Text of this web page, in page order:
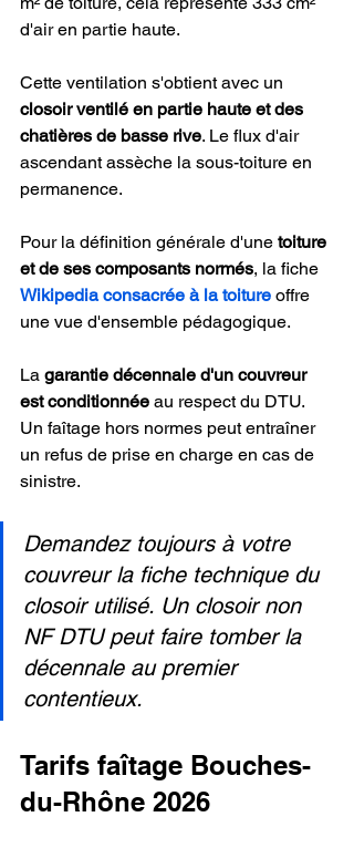
d'air en partie haute.
Cette ventilation s'obtient avec un
closoir ventilé en partie haute et des
chatières de basse rive. Le flux d'air
ascendant assèche la sous-toiture en
permanence.
Pour la définition générale d'une toiture
et de ses composants normés, la fiche
Wikipedia consacrée à la toiture offre
une vue d'ensemble pédagogique.
La garantie décennale d'un couvreur
est conditionnée au respect du DTU.
Un faîtage hors normes peut entraîner
un refus de prise en charge en cas de
sinistre.
Demandez toujours à votre
couvreur la fiche technique du
closoir utilisé. Un closoir non
NF DTU peut faire tomber la
décennale au premier
contentieux.
Tarifs faîtage Bouches-
du-Rhône 2026